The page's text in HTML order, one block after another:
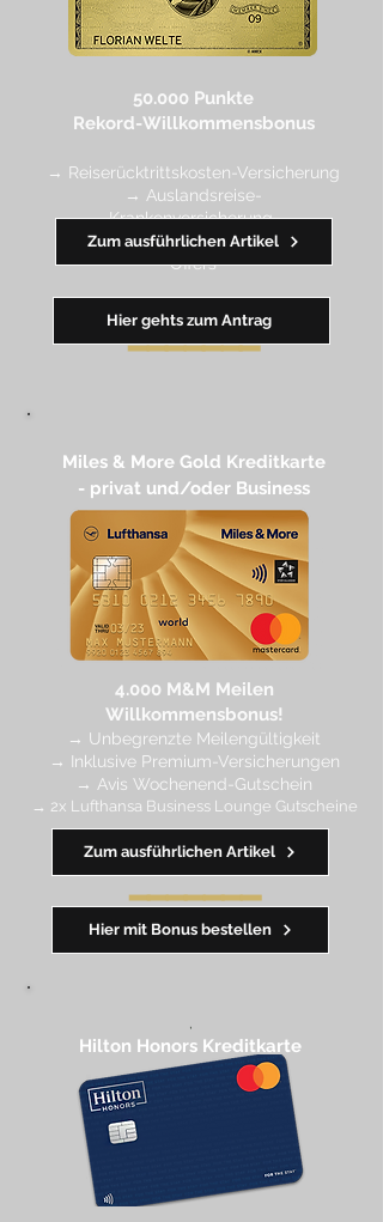
50.000 Punkte
Rekord-Willkommensbonus
→ Reiserücktrittskosten-Versicherung
→ Auslandsreise-
Krankenversicherung
→ wertvolle Rabatte dank Amex
Offers
━━━━━━━
Zum ausführlichen Artikel
Hier gehts zum Antrag
Miles & More Gold Kreditkarte​
- privat und/oder Business
4.000 M&M Meilen
Willkommensbonus!
→ Unbegrenzte Meilengültigkeit
→ Inklusive Premium-Versicherungen
→ Avis Wochenend-Gutschein
→ 2x Lufthansa Business Lounge Gutscheine
━━━━━━━
Hier mit Bonus bestellen
Zum ausführlichen Artikel
Hilton Honors Kreditkarte​